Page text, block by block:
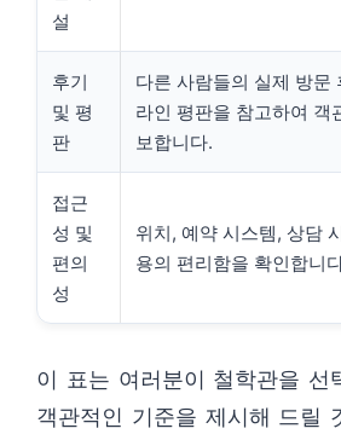
설
후기
및 평
판
다른 사람들의 실제 방문
라인 평판을 참고하여 객
보합니다.
접근
성 및
편의
성
위치, 예약 시스템, 상담
용의 편리함을 확인합니
이 표는 여러분이 철학관을 선
객관적인 기준을 제시해 드릴